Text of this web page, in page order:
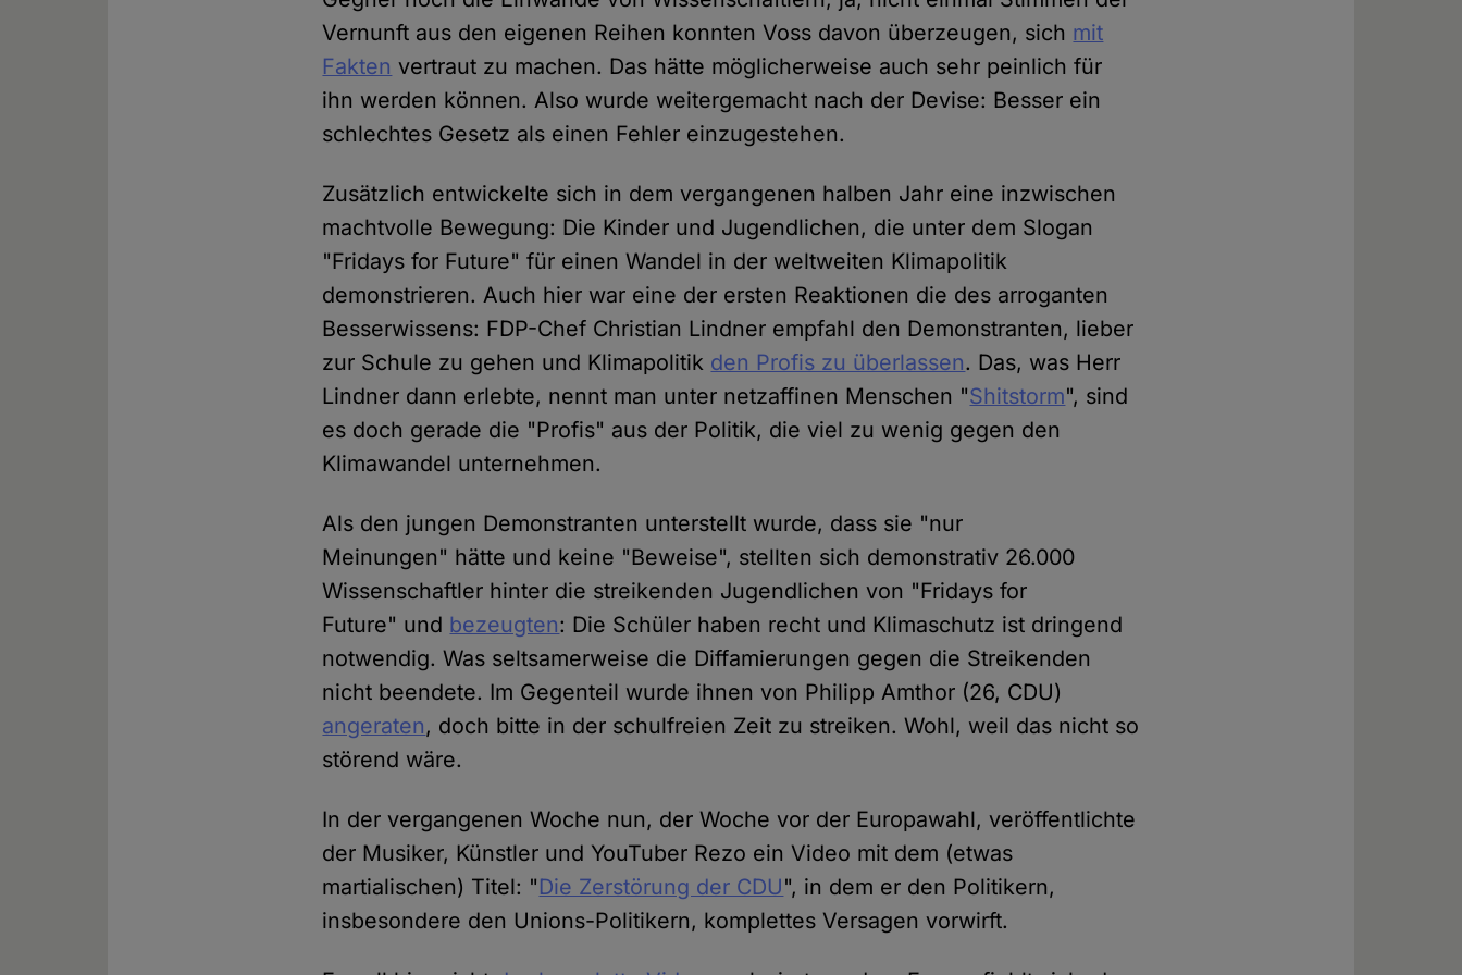
Vernunft aus den eigenen Reihen konnten Voss davon überzeugen, sich mit
Fakten vertraut zu machen. Das hätte möglicherweise auch sehr peinlich für
ihn werden können. Also wurde weitergemacht nach der Devise: Besser ein
schlechtes Gesetz als einen Fehler einzugestehen.
Zusätzlich entwickelte sich in dem vergangenen halben Jahr eine inzwischen
machtvolle Bewegung: Die Kinder und Jugendlichen, die unter dem Slogan
"Fridays for Future" für einen Wandel in der weltweiten Klimapolitik
demonstrieren. Auch hier war eine der ersten Reaktionen die des arroganten
Besserwissens: FDP-Chef Christian Lindner empfahl den Demonstranten, lieber
zur Schule zu gehen und Klimapolitik den Profis zu überlassen. Das, was Herr
Lindner dann erlebte, nennt man unter netzaffinen Menschen "Shitstorm", sind
es doch gerade die "Profis" aus der Politik, die viel zu wenig gegen den
Klimawandel unternehmen.
Als den jungen Demonstranten unterstellt wurde, dass sie "nur
Meinungen" hätte und keine "Beweise", stellten sich demonstrativ 26.000
Wissenschaftler hinter die streikenden Jugendlichen von "Fridays for
Future" und bezeugten: Die Schüler haben recht und Klimaschutz ist dringend
notwendig. Was seltsamerweise die Diffamierungen gegen die Streikenden
nicht beendete. Im Gegenteil wurde ihnen von Philipp Amthor (26, CDU)
angeraten, doch bitte in der schulfreien Zeit zu streiken. Wohl, weil das nicht so
störend wäre.
In der vergangenen Woche nun, der Woche vor der Europawahl, veröffentlichte
der Musiker, Künstler und YouTuber Rezo ein Video mit dem (etwas
martialischen) Titel: "Die Zerstörung der CDU", in dem er den Politikern,
insbesondere den Unions-Politikern, komplettes Versagen vorwirft.